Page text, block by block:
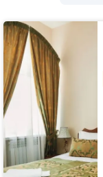
Гостиница
Губерния